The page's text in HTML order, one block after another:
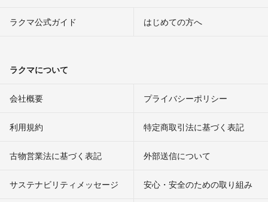
ラクマ公式ガイド はじめての方へ
ラクマについて
会社概要 プライバシーポリシー
利用規約 特定商取引法に基づく表記
古物営業法に基づく表記 外部送信について
サステナビリティメッセージ 安心・安全のための取り組み